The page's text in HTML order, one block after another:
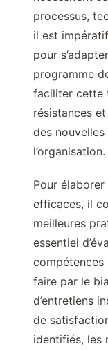
processus,
il est
pour
programme
faciliter cette
résistances
des
l’organisation.
Pour
efficaces, il
meilleures
essentiel
compétences
faire par le
d’entretiens
de
identifiés, les